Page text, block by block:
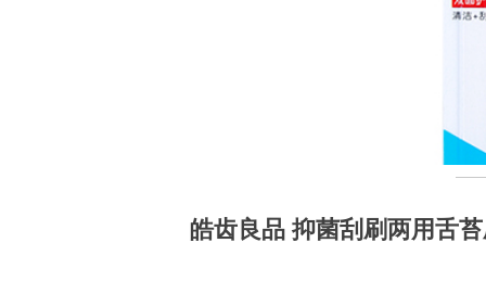
皓齿良品 抑菌刮刷两用舌